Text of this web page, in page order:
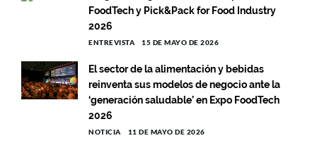
FoodTech y Pick&Pack for Food Industry
2026
ENTREVISTA 15 DE MAYO DE 2026
El sector de la alimentación y bebidas
reinventa sus modelos de negocio ante la
‘generación saludable’ en Expo FoodTech
2026
NOTICIA 11 DE MAYO DE 2026